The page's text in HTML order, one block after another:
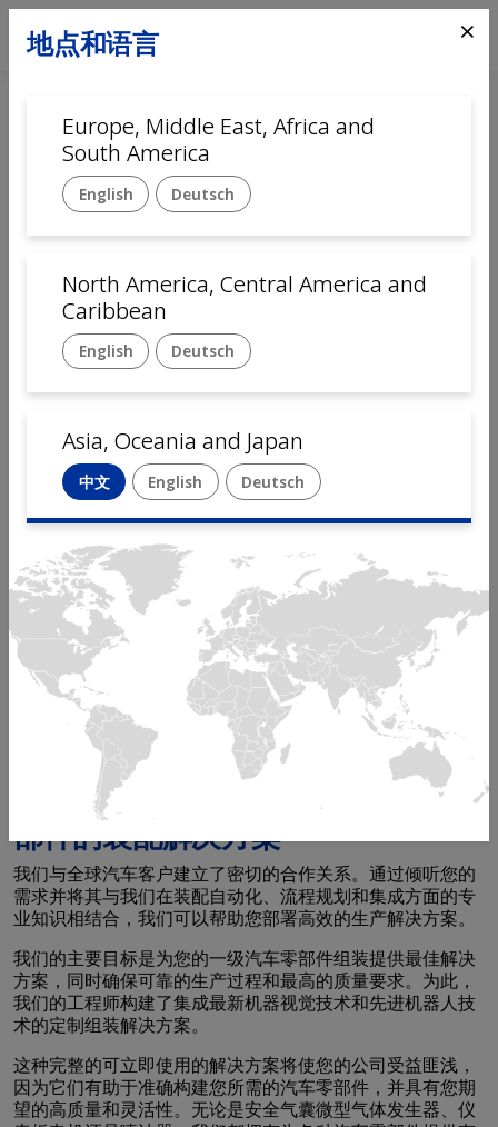
Automation
汽车行业零件装配解决方案
动化组装大大降低了制造过程中的成本、时间和错误，增强
了您的竞争力。
汽车制造商正在不断开发他们的汽车，以适应市场需求，如
提供更好的性能、更舒适和更高的安全性，从而使自己与其
他汽车制造商区别开来。
米克朗可扩展的模块化汽车零部件装配解决方案以及复杂的
工艺集成是我们对快速动态变化的汽车行业的响应。
我们的快捷方法使我们能够满足汽车行业快速变化的需求，
而我们的手动、半自动和全自动单元使您能够根据项目需求
投资于适当的扩展装配解决方案。
定制的完整的可立即使用的汽车零
部件的装配解决方案
我们与全球汽车客户建立了密切的合作关系。通过倾听您的
需求并将其与我们在装配自动化、流程规划和集成方面的专
业知识相结合，我们可以帮助您部署高效的生产解决方案。
我们的主要目标是为您的一级汽车零部件组装提供最佳解决
方案，同时确保可靠的生产过程和最高的质量要求。为此，
我们的工程师构建了集成最新机器视觉技术和先进机器人技
术的定制组装解决方案。
这种完整的可立即使用的解决方案将使您的公司受益匪浅，
因为它们有助于准确构建您所需的汽车零部件，并具有您期
望的高质量和灵活性。无论是安全气囊微型气体发生器、仪
地点和语言 ⨯
Europe, Middle East, Africa and
South America
English Deutsch
North America, Central America and
Caribbean
English Deutsch
Asia, Oceania and Japan
中文 English Deutsch